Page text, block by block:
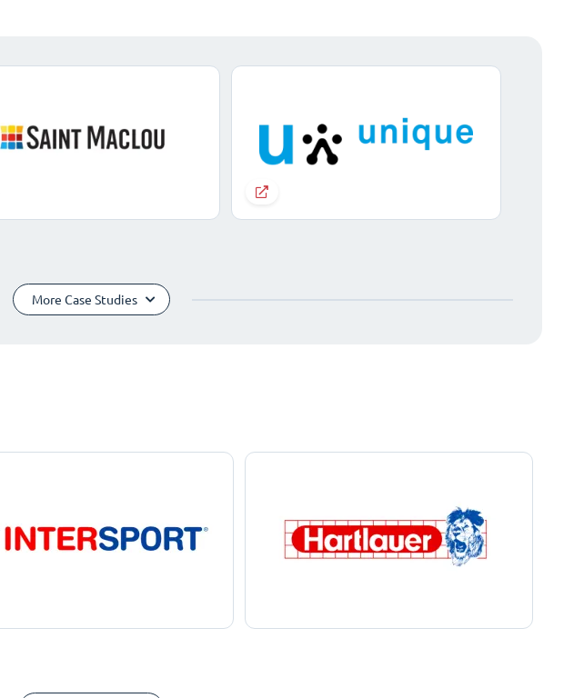
More Case Studies